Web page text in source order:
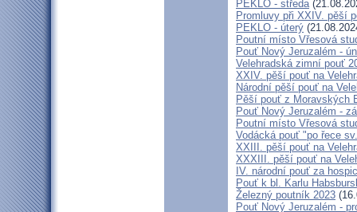
PEKLO - středa
Promluvy při XXIV. pěší
PEKLO - úterý
Poutní místo Vřesová
Pouť Nový Jeruzalém -
Velehradská zimní pouť
XXIV. pěší pouť na
Národní pěší pouť na
Pěší pouť z Moravských
Pouť Nový Jeruzalém -
Poutní místo Vřesová
Vodácká pouť "po řece
XXIII. pěší pouť na
XXXIII. pěší pouť na
IV. národní pouť za
Pouť k bl. Karlu
Železný poutník 2023
Pouť Nový Jeruzalém -